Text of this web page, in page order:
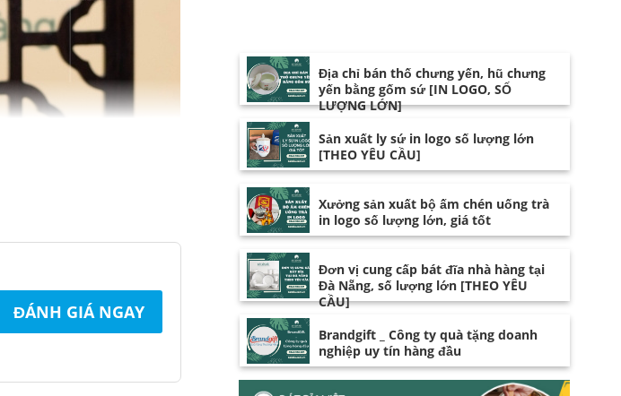
ĐÁNH GIÁ NGAY
Địa chỉ bán thố chưng yến, hũ chưng
yến bằng gốm sứ [IN LOGO, SỐ
LƯỢNG LỚN]
Sản xuất ly sứ in logo số lượng lớn
[THEO YÊU CẦU]
Xưởng sản xuất bộ ấm chén uống trà
in logo số lượng lớn, giá tốt
Đơn vị cung cấp bát đĩa nhà hàng tại
Đà Nẵng, số lượng lớn [THEO YÊU
CẦU]
Brandgift _ Công ty quà tặng doanh
nghiệp uy tín hàng đầu